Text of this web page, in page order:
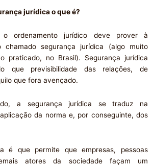
jurídica o que é?
ordenamento jurídico deve prover à
chamado segurança jurídica (algo muito
praticado, no Brasil). Segurança jurídica
que previsibilidade das relações, de
que fora avençado.
a segurança jurídica se traduz na
da norma e, por conseguinte, dos
é que permite que empresas, pessoas
atores da sociedade façam um